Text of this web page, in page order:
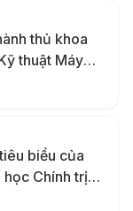
thủ khoa
thuật Máy
nhớ vượt trội
biểu của
học Chính trị